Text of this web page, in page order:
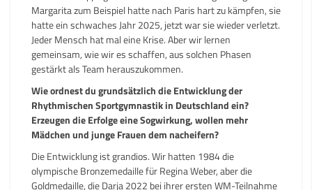
Margarita zum Beispiel hatte nach Paris hart zu kämpfen, sie
hatte ein schwaches Jahr 2025, jetzt war sie wieder verletzt.
Jeder Mensch hat mal eine Krise. Aber wir lernen
gemeinsam, wie wir es schaffen, aus solchen Phasen
gestärkt als Team herauszukommen.
Wie ordnest du grundsätzlich die Entwicklung der
Rhythmischen Sportgymnastik in Deutschland ein?
Erzeugen die Erfolge eine Sogwirkung, wollen mehr
Mädchen und junge Frauen dem nacheifern?
Die Entwicklung ist grandios. Wir hatten 1984 die
olympische Bronzemedaille für Regina Weber, aber die
Goldmedaille, die Darja 2022 bei ihrer ersten WM-Teilnahme